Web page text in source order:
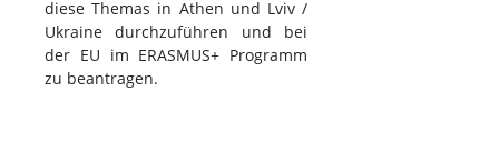
diese Themas in Athen und Lviv /
Ukraine durchzuführen und bei
der EU im ERASMUS+ Programm
zu beantragen.